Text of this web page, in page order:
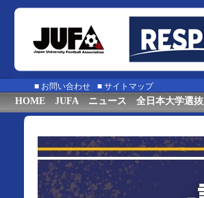
■ お問い合わせ ■ サイトマップ
HOME JUFA ニュース 全日本大学選抜